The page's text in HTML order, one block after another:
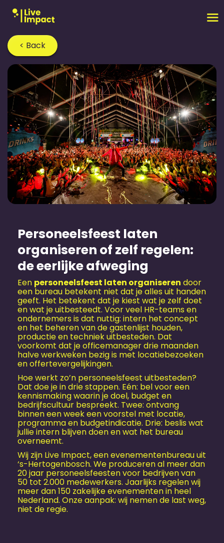
< Back
Home›Blog
Personeels­feest laten
organiseren of zelf regelen:
de eerlijke afweging
Een personeels­feest laten organiseren door
een bureau betekent niet dat je alles uit handen
geeft. Het betekent dat je kiest wat je zelf doet
en wat je uitbesteedt. Voor veel HR-teams en
ondernemers is dat nuttig: intern het concept
en het beheren van de gastenlijst houden,
productie en techniek uitbesteden. Dat
voorkomt dat je officemanager drie maanden
halve werkweken bezig is met locatiebezoeken
en offertevergelijkingen.
Hoe werkt zo’n personeels­feest uitbesteden?
Dat doe je in drie stappen. Eén: bel voor een
kennismaking waarin je doel, budget en
bedrijfscultuur bespreekt. Twee: ontvang
binnen een week een voorstel met locatie,
programma en budgetindicatie. Drie: beslis wat
jullie intern blijven doen en wat het bureau
overneemt.
Wij zijn Live Impact, een evenementen­bureau uit
‘s-Hertogenbosch. We produceren al meer dan
20 jaar personeelsfeesten voor bedrijven van
50 tot 2.000 medewerkers. Jaarlijks regelen wij
meer dan 150 zakelijke evenementen in heel
Nederland. Onze aanpak: wij nemen de last weg,
niet de regie.